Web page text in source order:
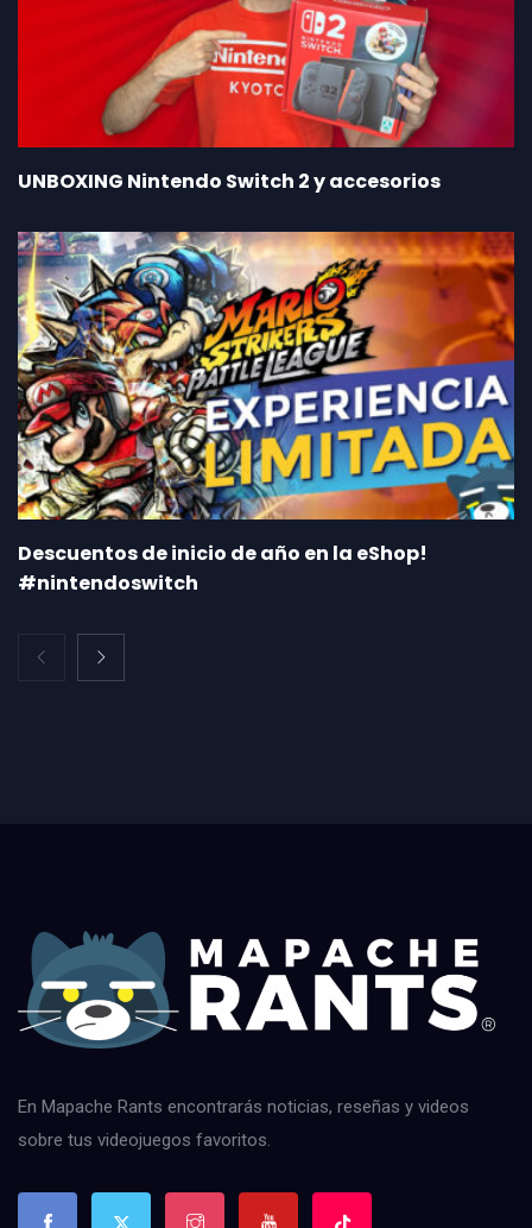
UNBOXING Nintendo Switch 2 y accesorios
Descuentos de inicio de año en la eShop!
#nintendoswitch
En Mapache Rants encontrarás noticias, reseñas y videos
sobre tus videojuegos favoritos.